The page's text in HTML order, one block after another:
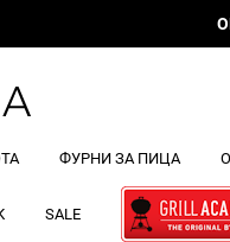
ФУРНИ ЗА ПИЦА
SALE